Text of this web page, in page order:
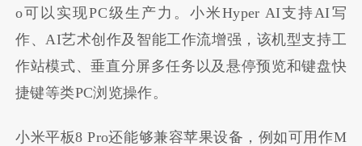
o可以实现PC级生产力。小米Hyper AI支持AI写
作、AI艺术创作及智能工作流增强，该机型支持工
作站模式、垂直分屏多任务以及悬停预览和键盘快
捷键等类PC浏览操作。
小米平板8 Pro还能够兼容苹果设备，例如可用作M